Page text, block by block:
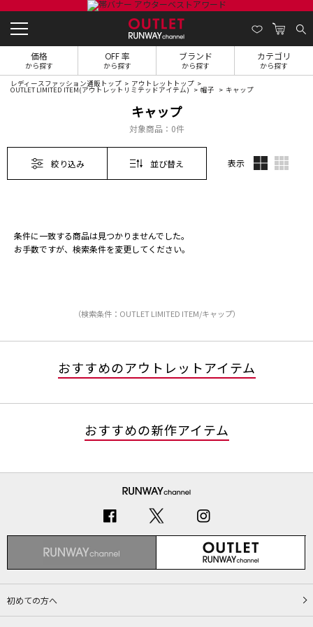
価格
から探す
OFF 率
から探す
ブランド
から探す
カテゴリ
から探す
レディースファッション通販トップ アウトレットトップ
OUTLET LIMITED ITEM(アウトレットリミテッドアイテム) 帽子 キャップ
キャップ
対象商品： 0件
絞り込み 並び替え 表示
条件に一致する商品は見つかりませんでした。
お手数ですが、検索条件を変更してください。
（検索条件：OUTLET LIMITED ITEM/キャップ）
おすすめのアウトレットアイテム
おすすめの新作アイテム
初めての方へ